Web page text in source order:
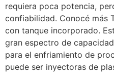
requiera poca potencia,
confiabilidad. Conocé más
con tanque incorporado.
gran espectro de
para el enfriamiento de
puede ser inyectoras de